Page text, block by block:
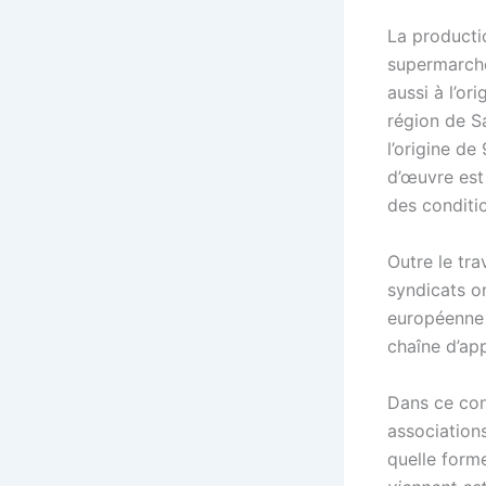
La
aussi à
région de
l’origine
d’œuvre
des
Outre le
syndicats
chaîne
Dans ce
quelle